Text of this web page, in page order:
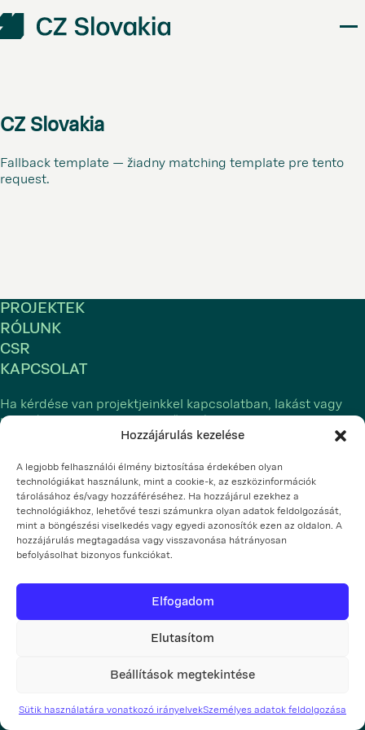
Hozzájárulás kezelése
A legjobb felhasználói élmény biztosítása érdekében olyan
technológiákat használunk, mint a cookie-k, az eszközinformációk
tárolásához és/vagy hozzáféréséhez. Ha hozzájárul ezekhez a
technológiákhoz, lehetővé teszi számunkra olyan adatok feldolgozását,
mint a böngészési viselkedés vagy egyedi azonosítók ezen az oldalon. A
hozzájárulás megtagadása vagy visszavonása hátrányosan
befolyásolhat bizonyos funkciókat.
Elfogadom
Elutasítom
Beállítások megtekintése
Sütik használatára vonatkozó irányelvekSzemélyes adatok feldolgozása
CZ Slovakia
Fallback template — žiadny matching template pre tento
request.
fő tevékenységi területei
a fejlesztés és az ingatlankezelés
HU
Ha kérdése van projektjeinkkel kapcsolatban, lakást vagy
munkát keres, vagy együttműködést fontolgat, vegye fel
velünk a kapcsolatot.
info@czslovakia.sk +421 903 722 200
PROJEKTEK
RÓLUNK
CSR
KAPCSOLAT
Cookie beállítások
Személyes adatok feldolgozása
Sütik használatára vonatkozó irányelvek